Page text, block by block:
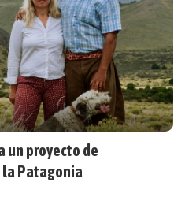
un proyecto de
la Patagonia